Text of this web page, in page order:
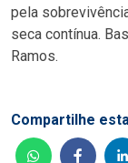
pela
seca contínua.
Ramos.
Compartilhe